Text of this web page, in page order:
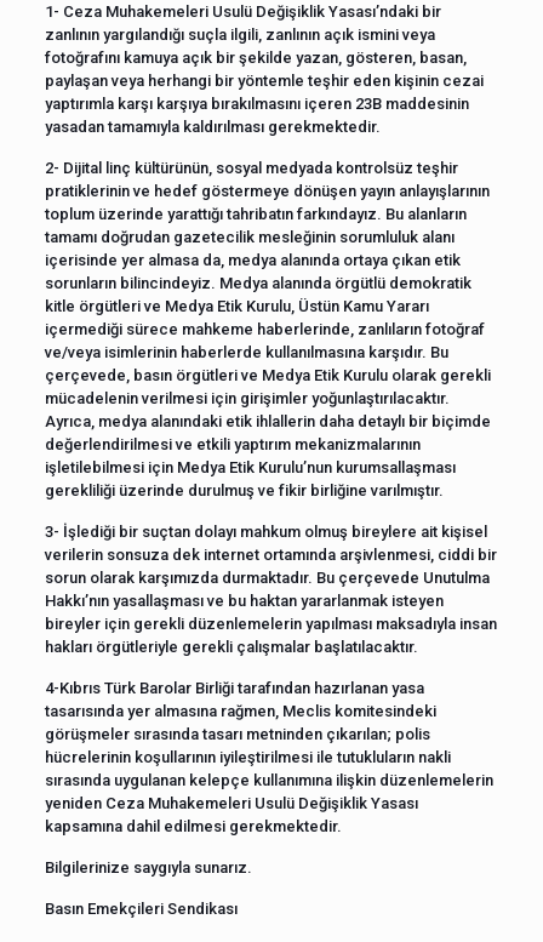
1- Ceza Muhakemeleri Usulü Değişiklik Yasası’ndaki bir
zanlının yargılandığı suçla ilgili, zanlının açık ismini veya
fotoğrafını kamuya açık bir şekilde yazan, gösteren, basan,
paylaşan veya herhangi bir yöntemle teşhir eden kişinin cezai
yaptırımla karşı karşıya bırakılmasını içeren 23B maddesinin
yasadan tamamıyla kaldırılması gerekmektedir.
2- Dijital linç kültürünün, sosyal medyada kontrolsüz teşhir
pratiklerinin ve hedef göstermeye dönüşen yayın anlayışlarının
toplum üzerinde yarattığı tahribatın farkındayız. Bu alanların
tamamı doğrudan gazetecilik mesleğinin sorumluluk alanı
içerisinde yer almasa da, medya alanında ortaya çıkan etik
sorunların bilincindeyiz. Medya alanında örgütlü demokratik
kitle örgütleri ve Medya Etik Kurulu, Üstün Kamu Yararı
içermediği sürece mahkeme haberlerinde, zanlıların fotoğraf
ve/veya isimlerinin haberlerde kullanılmasına karşıdır. Bu
çerçevede, basın örgütleri ve Medya Etik Kurulu olarak gerekli
mücadelenin verilmesi için girişimler yoğunlaştırılacaktır.
Ayrıca, medya alanındaki etik ihlallerin daha detaylı bir biçimde
değerlendirilmesi ve etkili yaptırım mekanizmalarının
işletilebilmesi için Medya Etik Kurulu’nun kurumsallaşması
gerekliliği üzerinde durulmuş ve fikir birliğine varılmıştır.
3- İşlediği bir suçtan dolayı mahkum olmuş bireylere ait kişisel
verilerin sonsuza dek internet ortamında arşivlenmesi, ciddi bir
sorun olarak karşımızda durmaktadır. Bu çerçevede Unutulma
Hakkı’nın yasallaşması ve bu haktan yararlanmak isteyen
bireyler için gerekli düzenlemelerin yapılması maksadıyla insan
hakları örgütleriyle gerekli çalışmalar başlatılacaktır.
4-Kıbrıs Türk Barolar Birliği tarafından hazırlanan yasa
tasarısında yer almasına rağmen, Meclis komitesindeki
görüşmeler sırasında tasarı metninden çıkarılan; polis
hücrelerinin koşullarının iyileştirilmesi ile tutukluların nakli
sırasında uygulanan kelepçe kullanımına ilişkin düzenlemelerin
yeniden Ceza Muhakemeleri Usulü Değişiklik Yasası
kapsamına dahil edilmesi gerekmektedir.
Bilgilerinize saygıyla sunarız.
Basın Emekçileri Sendikası